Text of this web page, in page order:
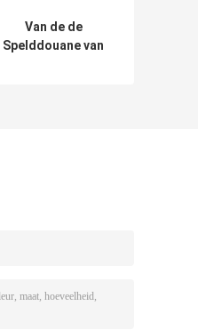
Van de de
Spelddouane van